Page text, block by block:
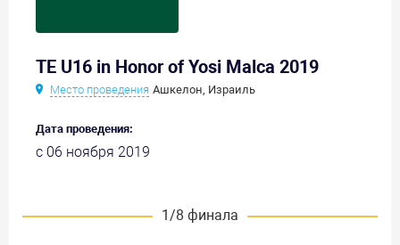
TE U16 in Honor of Yosi Malca 2019
Место проведения Ашкелон, Израиль
Дата проведения:
с 06 ноября 2019
1/8 финала